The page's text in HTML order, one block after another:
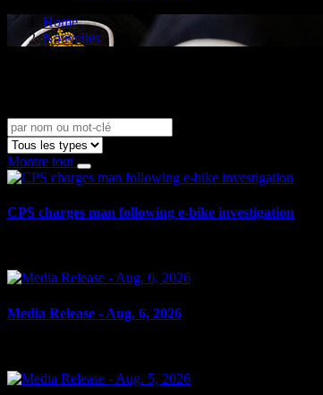
Home
Nouvelles
Montre tout
CPS charges man following e-bike investigation
Media Release - Aug. 6, 2026